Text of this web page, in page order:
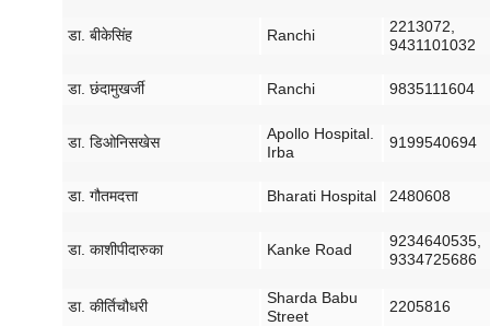
डा. बीकेसिंह Ranchi
2213072,
9431101032
डा. छंदामुखर्जी Ranchi 9835111604
डा. डिओनिसखेस
Apollo Hospital.
Irba
9199540694
डा. गौतमदत्ता Bharati Hospital 2480608
डा. काशीपीदारुका Kanke Road
9234640535,
9334725686
डा. कीर्तिचौधरी
Sharda Babu
Street
2205816